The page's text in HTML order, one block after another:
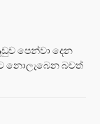
පෙන්වා දෙන
නොලැබෙන බවත්